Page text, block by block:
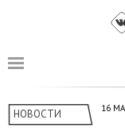
НОВОСТИ 16